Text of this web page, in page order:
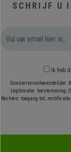
SCHRIJF U
Ik heb
Dossierverantwoordelijke:
Legitimatie: toestemming;
Rechten: toegang tot,